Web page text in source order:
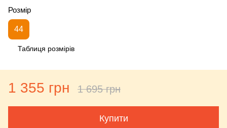
Розмір
44
Таблиця розмірів
1 355 грн 1 695 грн
Купити